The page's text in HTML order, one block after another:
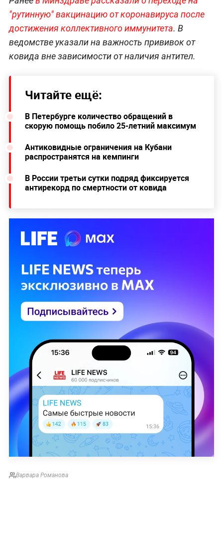
"рутинную" вакцинацию от коронавируса после
достижения коллективного иммунитета. В
ведомстве указали на важность прививок от
ковида вне зависимости от наличия антител.
Читайте ещё:
В Петербурге количество обращений в
скорую помощь побило 25-летний максимум
Антиковидные ограничения на Кубани
распространятся на кемпинги
В России третьи сутки подряд фиксируется
антирекорд по смертности от ковида
Варвара Романова